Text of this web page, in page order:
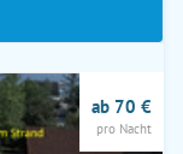
ab 70 €
pro Nacht